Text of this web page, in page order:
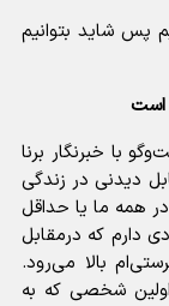
پس شاید بتوانیم
است
با خبرنگار برنا
دیدنی در زندگی
همه ما یا حداقل
دارم که درمقابل
بالا می‌رود.
شخصی که به